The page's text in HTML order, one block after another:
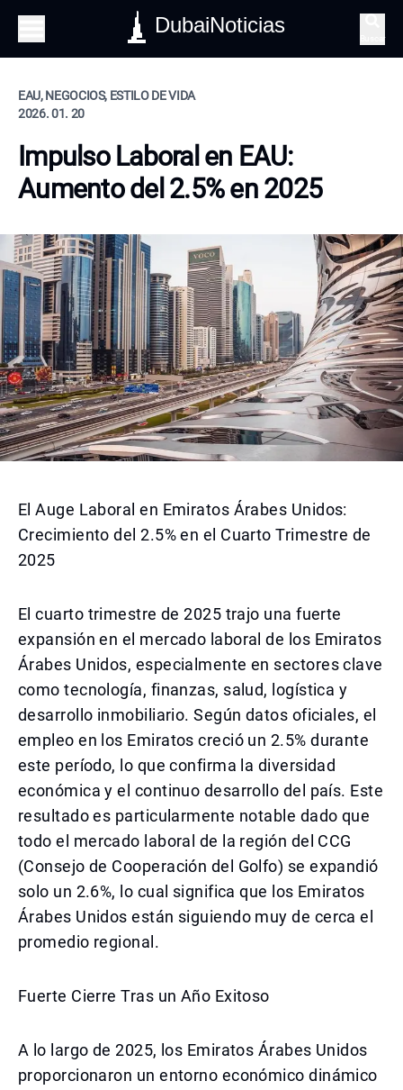
DubaiNoticias
EAU, NEGOCIOS, ESTILO DE VIDA
2026. 01. 20
Impulso Laboral en EAU:
Aumento del 2.5% en 2025
El Auge Laboral en Emiratos Árabes Unidos:
Crecimiento del 2.5% en el Cuarto Trimestre de
2025
El cuarto trimestre de 2025 trajo una fuerte
expansión en el mercado laboral de los Emiratos
Árabes Unidos, especialmente en sectores clave
como tecnología, finanzas, salud, logística y
desarrollo inmobiliario. Según datos oficiales, el
empleo en los Emiratos creció un 2.5% durante
este período, lo que confirma la diversidad
económica y el continuo desarrollo del país. Este
resultado es particularmente notable dado que
todo el mercado laboral de la región del CCG
(Consejo de Cooperación del Golfo) se expandió
solo un 2.6%, lo cual significa que los Emiratos
Árabes Unidos están siguiendo muy de cerca el
promedio regional.
Fuerte Cierre Tras un Año Exitoso
A lo largo de 2025, los Emiratos Árabes Unidos
proporcionaron un entorno económico dinámico